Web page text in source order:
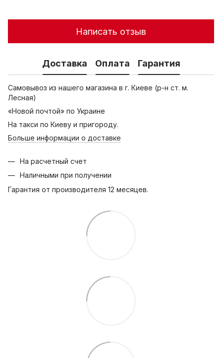
Написать отзыв
Доставка Оплата Гарантия
Самовывоз из нашего магазина в г. Киеве (р-н ст. м.
Лесная)
«Новой почтой» по Украине
На такси по Киеву и пригороду.
Больше информации о доставке
На расчетный счет
Наличными при получении
Гарантия от производителя 12 месяцев.